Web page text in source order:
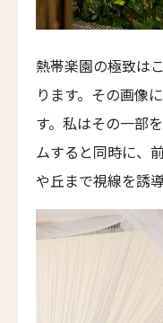
アンバサダー・チ
ナミア・リバー・
Namia River Retreat
マラスカ・サムイ
Marasca Samui
Suryagarh Jaisalmer
ブリジュ・ラクシ
熱帯楽園の極致は
ります。その画像
す。私はその一部
ムすると同時に、
や丘まで視線を誘